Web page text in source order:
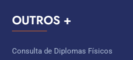
OUTROS +
Consulta de Diplomas Físicos